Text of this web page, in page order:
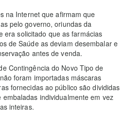
na Internet que afirmam que
pelo governo, oriundas da
era solicitado que as farmácias
de Saúde as deviam desembalar e
antes de venda.
Contingência do Novo Tipo de
foram importadas máscaras
fornecidas ao público são divididas
individualmente em vez
inteiras.